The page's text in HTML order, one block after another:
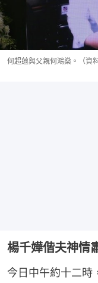
何超蕸與父親何鴻燊。（資料
楊千嬅偕夫神情
今日中午約十二時